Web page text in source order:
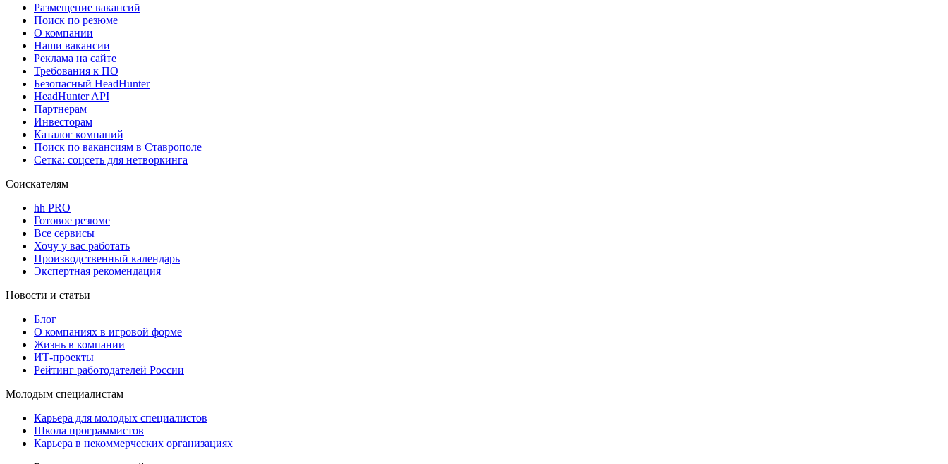
Размещение вакансий
Поиск по резюме
О компании
Наши вакансии
Реклама на сайте
Требования к ПО
Безопасный HeadHunter
HeadHunter API
Партнерам
Инвесторам
Каталог компаний
Поиск по вакансиям в Ставрополе
Сетка: соцсеть для нетворкинга
Соискателям
hh PRO
Готовое резюме
Все сервисы
Хочу у вас работать
Производственный календарь
Экспертная рекомендация
Новости и статьи
Блог
О компаниях в игровой форме
Жизнь в компании
ИТ-проекты
Рейтинг работодателей России
Молодым специалистам
Карьера для молодых специалистов
Школа программистов
Карьера в некоммерческих организациях